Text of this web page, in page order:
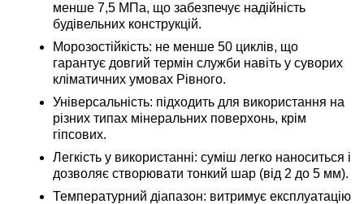
менше 7,5 МПа, що забезпечує надійність
будівельних конструкцій.
Морозостійкість: не менше 50 циклів, що
гарантує довгий термін служби навіть у суворих
кліматичних умовах Рівного.
Універсальність: підходить для використання на
різних типах мінеральних поверхонь, крім
гіпсових.
Легкість у використанні: суміш легко наноситься і
дозволяє створювати тонкий шар (від 2 до 5 мм).
Температурний діапазон: витримує експлуатацію